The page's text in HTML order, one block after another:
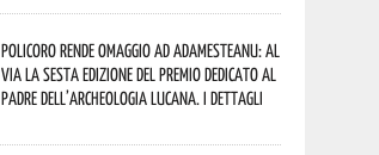
Policoro rende omaggio ad Adamesteanu: al
via la sesta edizione del Premio dedicato al
padre dell’archeologia lucana. I dettagli